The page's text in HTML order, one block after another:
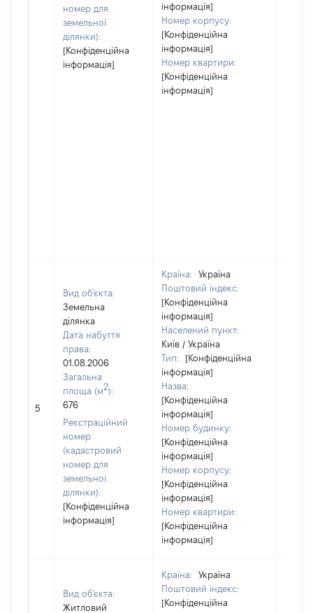
номер для
земельної
ділянки):
[Конфіденційна
інформація]
інформація]
Номер корпусу:
[Конфіденційна
інформація]
Номер квартири:
[Конфіденційна
інформація]
5
Вид об'єкта:
Земельна
ділянка
Дата набуття
права:
01.08.2006
Загальна
площа (м2):
676
Реєстраційний
номер
(кадастровий
номер для
земельної
ділянки):
[Конфіденційна
інформація]
Країна:
Україна
Поштовий індекс:
[Конфіденційна
інформація]
Населений пункт:
Київ / Україна
Тип:
[Конфіденційна
інформація]
Назва:
[Конфіденційна
інформація]
Номер будинку:
[Конфіденційна
інформація]
Номер корпусу:
[Конфіденційна
інформація]
Номер квартири:
[Конфіденційна
інформація]
Вид об'єкта:
Житловий
Країна:
Україна
Поштовий індекс:
[Конфіденційна